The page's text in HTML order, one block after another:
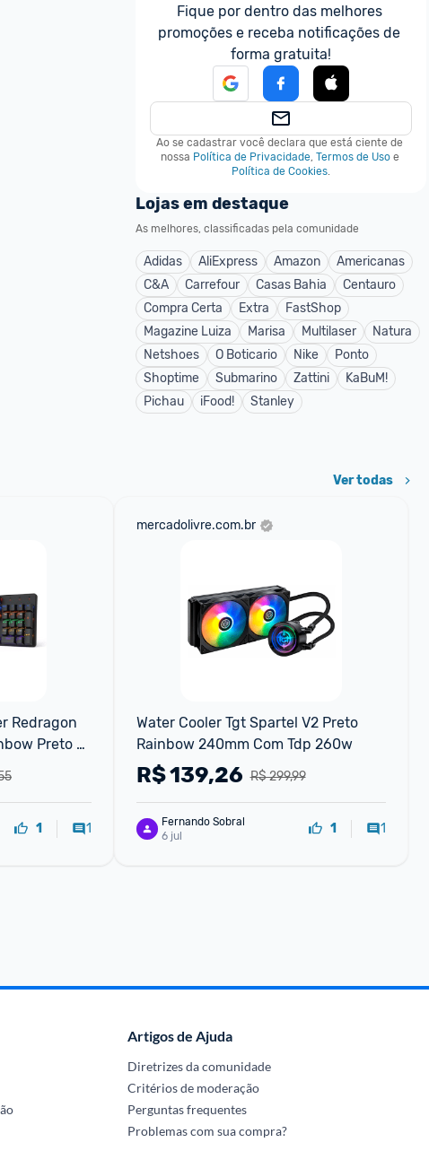
Fique por dentro das melhores
promoções e receba notificações de
forma gratuita!
Ao se cadastrar você declara que está ciente de
nossa Política de Privacidade, Termos de Uso e
Política de Cookies.
Lojas em destaque
As melhores, classificadas pela comunidade
Adidas AliExpress Amazon
Americanas
C&A
Carrefour Casas Bahia
Centauro
Compra Certa
Extra
FastShop
Magazine Luiza
Marisa Multilaser
Natura
Netshoes
O Boticario Nike
Ponto
Shoptime
Submarino Zattini
KaBuM!
Pichau
iFood! Stanley
Ver todas
Redragon
Preto
brown)
1 1
mercadolivre.com.br
Water Cooler Tgt Spartel V2 Preto
Rainbow 240mm Com Tdp 260w
R$ 299,99
R$139,26
Fernando Sobral
6 jul
1 1
Artigos de Ajuda
Diretrizes da comunidade
Critérios de moderação
Perguntas frequentes
Problemas com sua compra?